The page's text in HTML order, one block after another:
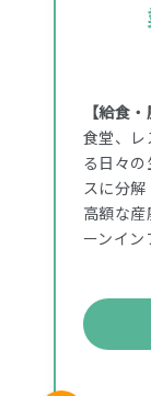
【給食
食堂、レ
る日々
スに分解
高額な
ーンイン